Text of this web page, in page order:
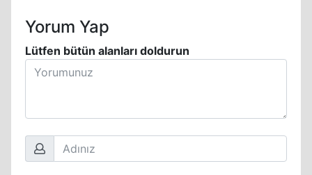
Yorum Yap
Lütfen bütün alanları doldurun